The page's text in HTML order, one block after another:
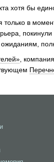
хотя бы
в
,